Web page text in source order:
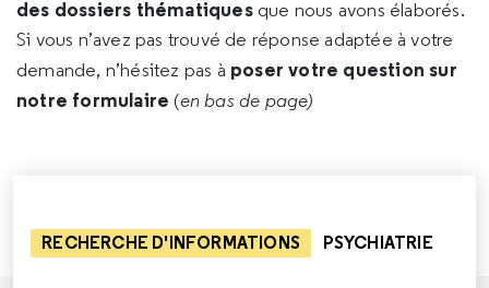
des dossiers thématiques que nous avons élaborés.
Si vous n’avez pas trouvé de réponse adaptée à votre
demande, n’hésitez pas à poser votre question sur
notre formulaire (en bas de page)
RECHERCHE D'INFORMATIONS PSYCHIATRIE